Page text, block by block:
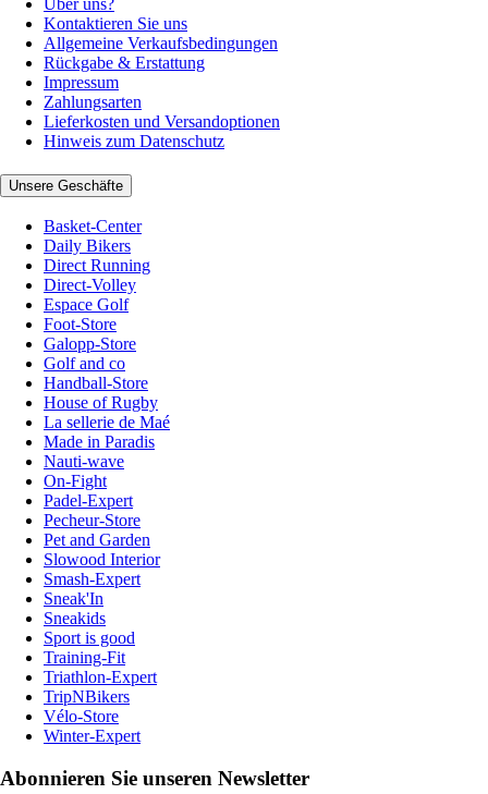
Kontaktieren Sie uns
Allgemeine Verkaufsbedingungen
Rückgabe & Erstattung
Impressum
Zahlungsarten
Lieferkosten und Versandoptionen
Hinweis zum Datenschutz
Unsere Geschäfte
Basket-Center
Daily Bikers
Direct Running
Direct-Volley
Espace Golf
Foot-Store
Galopp-Store
Golf and co
Handball-Store
House of Rugby
La sellerie de Maé
Made in Paradis
Nauti-wave
On-Fight
Padel-Expert
Pecheur-Store
Pet and Garden
Slowood Interior
Smash-Expert
Sneak'In
Sneakids
Sport is good
Training-Fit
Triathlon-Expert
TripNBikers
Vélo-Store
Winter-Expert
Abonnieren Sie unseren Newsletter